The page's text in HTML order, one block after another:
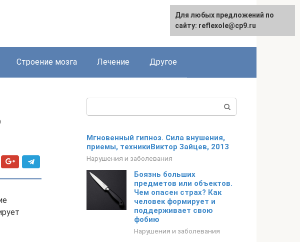
Строение мозга Лечение Другое
Мгновенный гипноз. Сила внушения,
приемы, техникиВиктор Зайцев, 2013
Нарушения и заболевания
Боязнь больших
предметов или объектов.
Чем опасен страх? Как
человек формирует и
поддерживает свою
фобию
Нарушения и заболевания
Для любых предложений по
сайту: reflexole@cp9.ru